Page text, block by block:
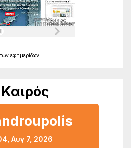
των εφημερίδων
Αυγ 7, 2026